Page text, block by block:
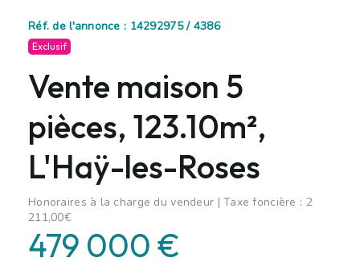
Réf. de l'annonce : 14292975 / 4386
Exclusif
Vente maison 5
pièces, 123.10m²,
L'Haÿ-les-Roses
Honoraires à la charge du vendeur | Taxe foncière : 2
211,00€
479 000 €